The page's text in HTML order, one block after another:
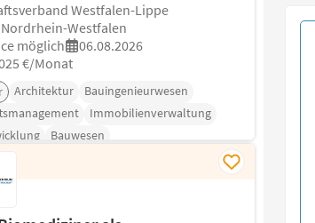
Westfalen-Lippe
Westfalen
möglich
06.08.2026
€/Monat
Architektur
Bauingenieurwesen
Immobilienverwaltung
Bauwesen